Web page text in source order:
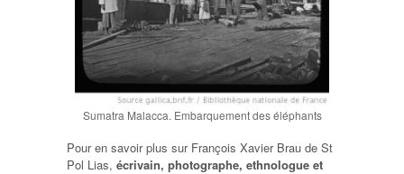
Sumatra Malacca. Embarquement des éléphants
Pour en savoir plus sur François Xavier Brau de St
Pol Lias, écrivain, photographe, ethnologue et